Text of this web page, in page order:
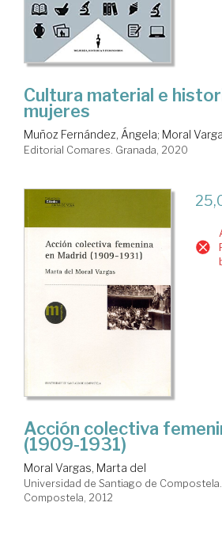
Cultura material e
mujeres
Muñoz Fernández, Ángela; Moral
Editorial Comares. Granada, 2020
Acción colectiva
(1909-1931)
Moral Vargas, Marta del
Universidad de Santiago de
Compostela, 2012